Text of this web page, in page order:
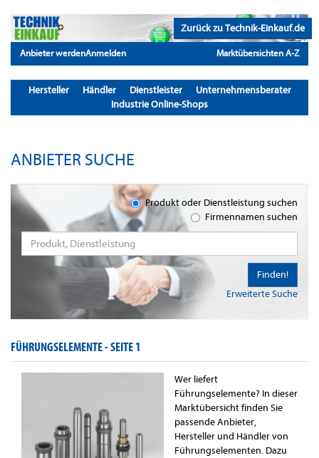
Zurück zu Technik-Einkauf.de
Anbieter werdenAnmelden Marktübersichten A-Z
Hersteller Händler Dienstleister
Unternehmensberater
Industrie Online-Shops
ANBIETER SUCHE
Produkt oder Dienstleistung suchen
Firmennamen suchen
Erweiterte Suche
Finden!
FÜHRUNGSELEMENTE -SEITE 1
Wer liefert
Führungselemente? In dieser
Marktübersicht finden Sie
passende Anbieter,
Hersteller und Händler von
Führungselementen. Dazu